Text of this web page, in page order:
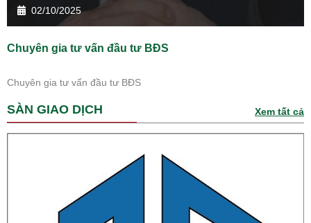
02/10/2025
Chuyên gia tư vấn đầu tư BĐS
Chuyên gia tư vấn đầu tư BĐS
SÀN GIAO DỊCH Xem tất cả